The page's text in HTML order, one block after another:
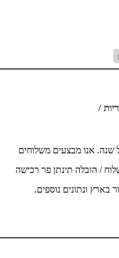
/
שנה. אנו מבצעים משלוחים
/ הובלה תינתן פר רכישה
בארץ ונתונים נוספים.